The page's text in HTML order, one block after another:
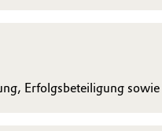
Erfolgsbeteiligung